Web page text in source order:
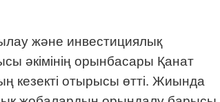
және инвестициялық
әкімінің орынбасары Қанат
кезекті отырысы өтті. Жиында